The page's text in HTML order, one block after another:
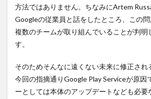
方法ではありません。ちなみにArtem
Googleの従業員と話をしたところ、この
複数のチームが取り組んでいることが判明
す。
そのためそんなに遠くない未来に修正され
今回の指摘通りGoogle Play Serviceが原因
ーとしては本体のアップデートなども必要